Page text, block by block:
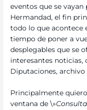
eventos que se
Hermandad, el fin
todo lo que acontece
tiempo de poner a
desplegables que se
interesantes noticias,
Diputaciones,
Principalmente
ventana de \»